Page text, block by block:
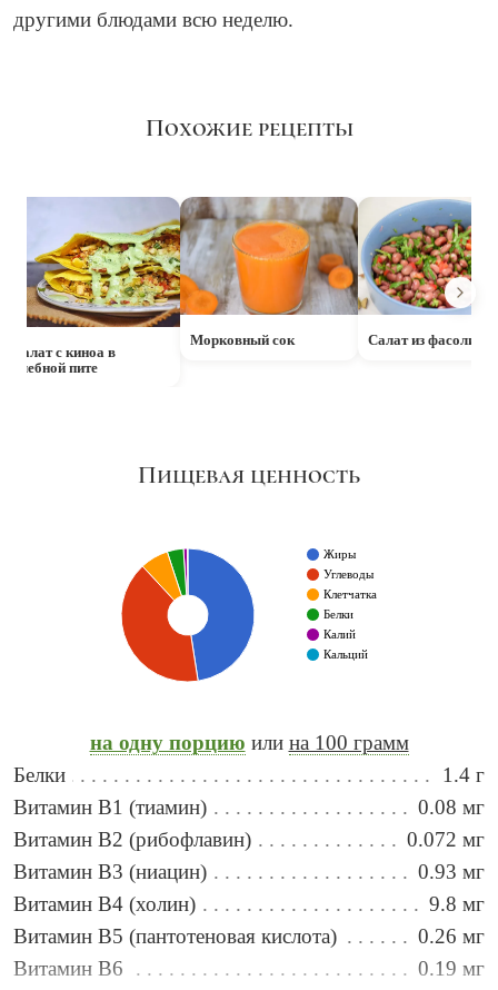
другими блюдами всю неделю.
Похожие рецепты
Салат с киноа в
хлебной пите
Морковный сок Салат из фасоли
Пищевая ценность
Жиры
Углеводы
Клетчатка
Белки
Калий
Кальций
на одну порцию или на 100 грамм
Белки
1.4 г
Витамин B1 (тиамин)
0.08 мг
Витамин B2 (рибофлавин)
0.072 мг
Витамин B3 (ниацин)
0.93 мг
Витамин B4 (холин)
9.8 мг
Витамин B5 (пантотеновая кислота)
0.26 мг
Витамин B6
0.19 мг